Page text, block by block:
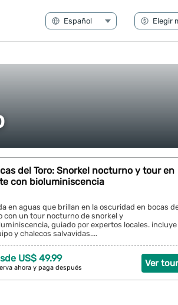
del Toro: Snorkel nocturno y tour en
con bioluminiscencia
en aguas que brillan en la oscuridad en bocas
con un tour nocturno de snorkel y
guiado por expertos locales. incluye
y chalecos salvavidas....
Ver tour
US$ 49.99
ahora y paga después